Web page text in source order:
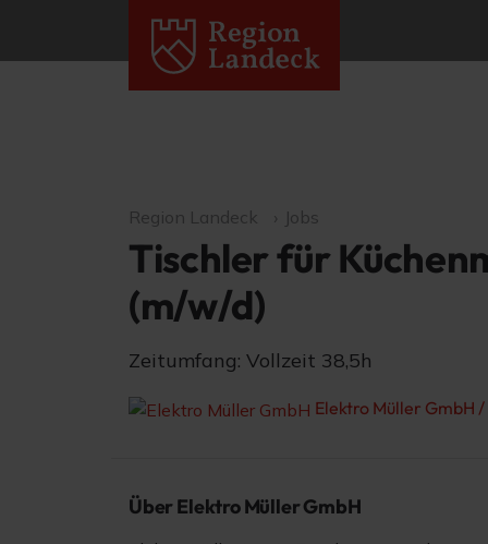
Region Landeck Jobs
Tischler für
(m/w/d)
Zeitumfang: Vollzeit 38,5h
Elektro Müller GmbH
Über Elektro Müller GmbH